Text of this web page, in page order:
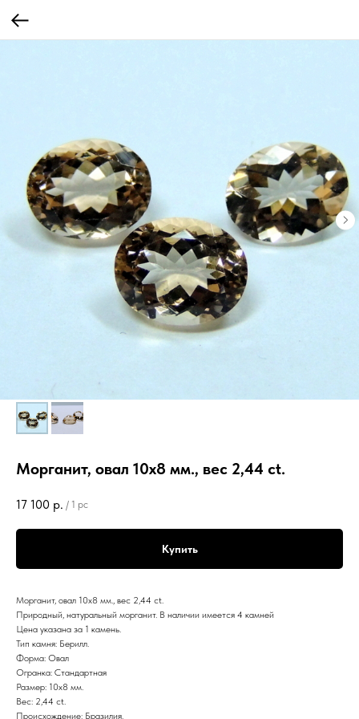
Морганит, овал 10х8 мм., вес 2,44 ct.
17 100 р. / 1 pc
Купить
Морганит, овал 10х8 мм., вес 2,44 ct.
Природный, натуральный морганит. В наличии имеется 4 камней
Цена указана за 1 камень.
Тип камня: Берилл.
Форма: Овал
Огранка: Стандартная
Размер: 10х8 мм.
Вес: 2,44 ct.
Происхождение: Бразилия.